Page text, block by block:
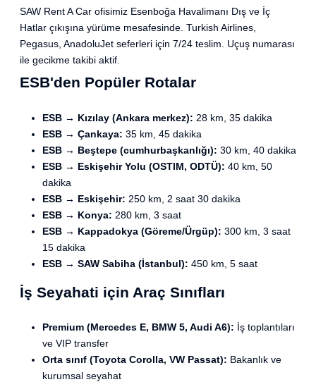
SAW Rent A Car ofisimiz Esenboğa Havalimanı Dış ve İç
Hatlar çıkışına yürüme mesafesinde. Turkish Airlines,
Pegasus, AnadoluJet seferleri için 7/24 teslim. Uçuş numarası
ile gecikme takibi aktif.
ESB'den Popüler Rotalar
ESB → Kızılay (Ankara merkez): 28 km, 35 dakika
ESB → Çankaya: 35 km, 45 dakika
ESB → Beştepe (cumhurbaşkanlığı): 30 km, 40 dakika
ESB → Eskişehir Yolu (OSTIM, ODTÜ): 40 km, 50
dakika
ESB → Eskişehir: 250 km, 2 saat 30 dakika
ESB → Konya: 280 km, 3 saat
ESB → Kappadokya (Göreme/Ürgüp): 300 km, 3 saat
15 dakika
ESB → SAW Sabiha (İstanbul): 450 km, 5 saat
İş Seyahati için Araç Sınıfları
Premium (Mercedes E, BMW 5, Audi A6): İş toplantıları
ve VIP transfer
Orta sınıf (Toyota Corolla, VW Passat): Bakanlık ve
kurumsal seyahat